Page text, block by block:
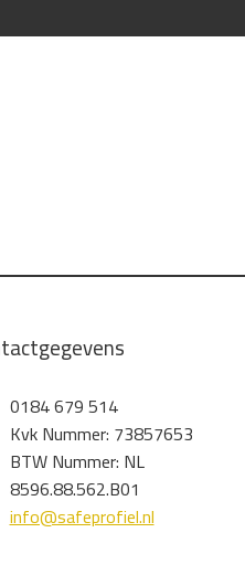
0184 679 514
Kvk Nummer: 73857653
BTW Nummer: NL
8596.88.562.B01
info@safeprofiel.nl